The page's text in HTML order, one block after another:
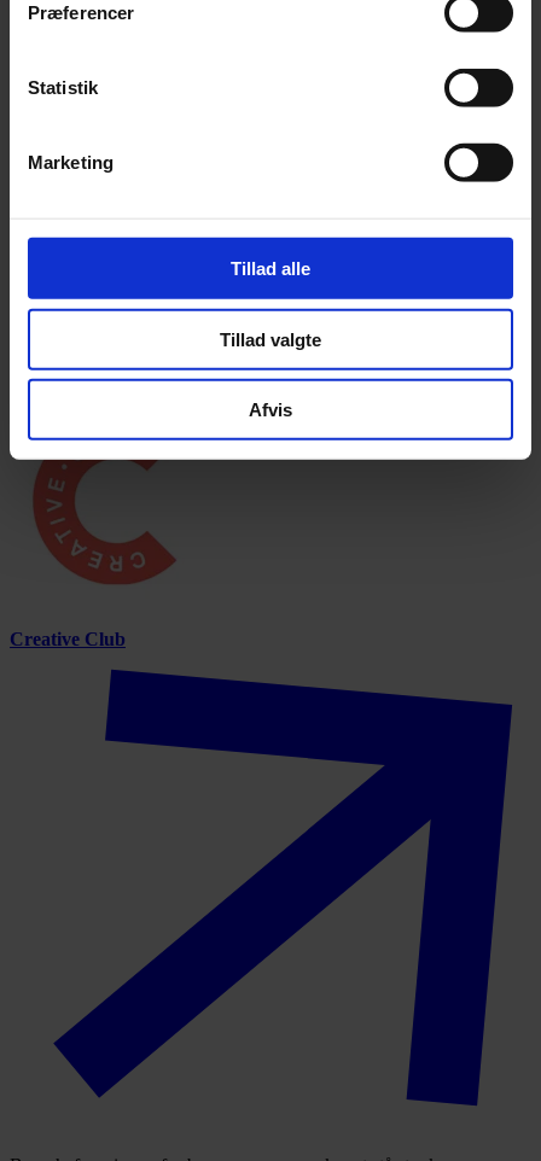
Præferencer
Statistik
Marketing
Tillad alle
Tillad valgte
Afvis
Creative Club